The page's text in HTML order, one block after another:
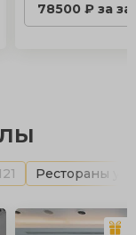
78500 ₽ за
Рестораны у